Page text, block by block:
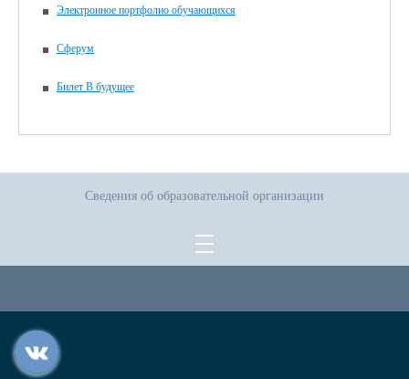
Электронное портфолио обучающихся
Сферум
Билет В будущее
Сведения об образовательной организации